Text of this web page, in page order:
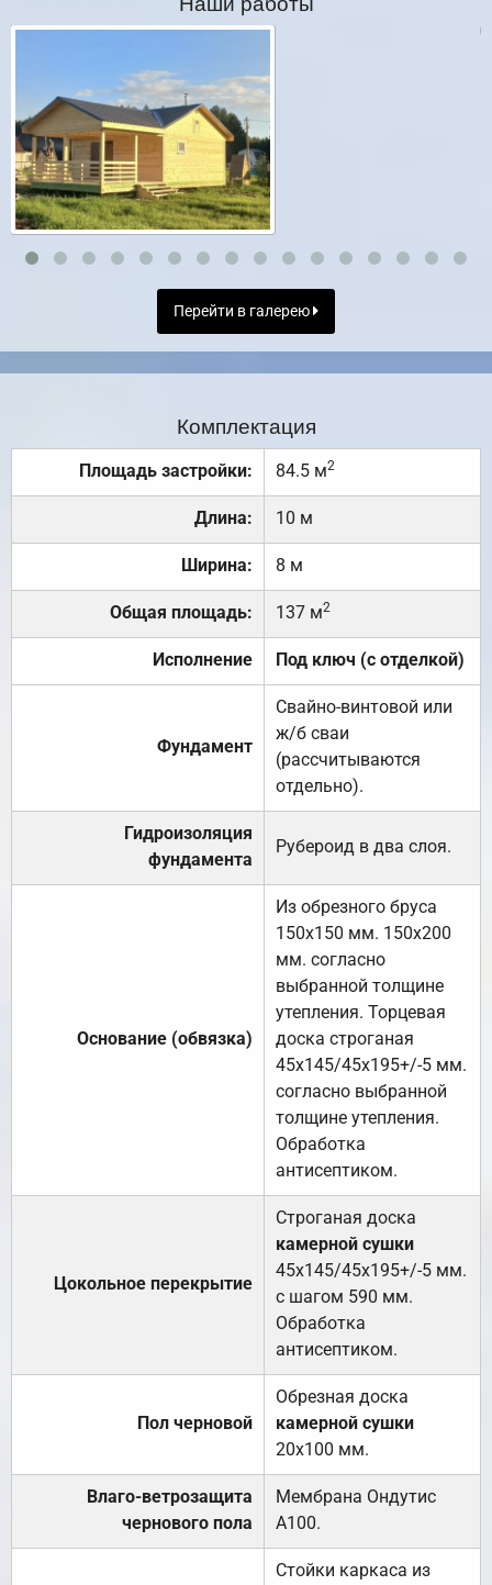
Перейти в галерею
Комплектация
Площадь застройки: 84.5 м2
Длина: 10 м
Ширина: 8 м
Общая площадь: 137 м2
Исполнение Под ключ (с отделкой)
Фундамент
Свайно-винтовой или
ж/б сваи
(рассчитываются
отдельно).
Гидроизоляция
фундамента
Рубероид в два слоя.
Основание (обвязка)
Из обрезного бруса
150х150 мм. 150х200
мм. согласно
выбранной толщине
утепления. Торцевая
доска строганая
45х145/45х195+/-5 мм.
согласно выбранной
толщине утепления.
Обработка
антисептиком.
Цокольное перекрытие
Строганая доска
камерной сушки
45х145/45х195+/-5 мм.
с шагом 590 мм.
Обработка
антисептиком.
Пол черновой
Обрезная доска
камерной сушки
20х100 мм.
Влаго-ветрозащита
чернового пола
Мембрана Ондутис
А100.
Стойки каркаса из